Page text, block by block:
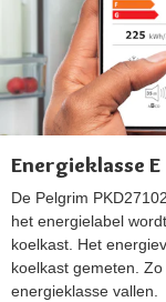
Energieklasse E
De Pelgrim
het energielabel
koelkast. Het
koelkast gemeten.
energieklasse vallen.